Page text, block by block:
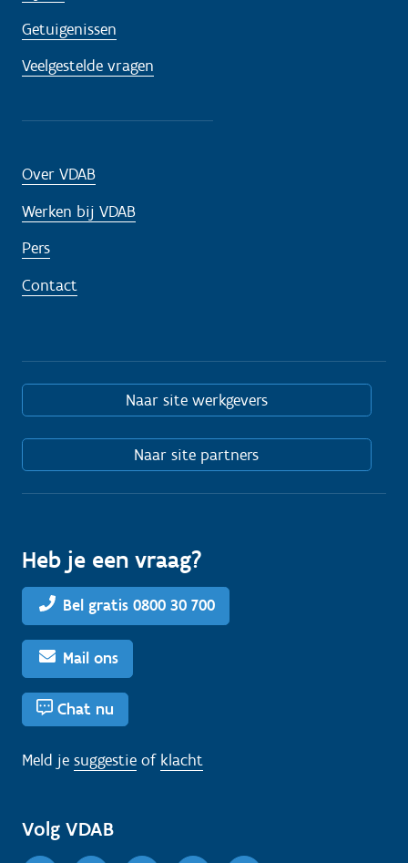
Getuigenissen
Veelgestelde vragen
Over VDAB
Werken bij VDAB
Pers
Contact
Naar site werkgevers
Naar site partners
Heb je een vraag?
Bel gratis 0800 30 700
Mail ons
Chat nu
Meld je suggestie of klacht
Volg VDAB